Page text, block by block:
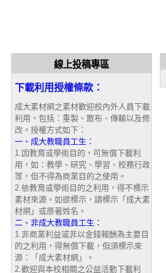
線上投稿專區
下載利用授權條款：
成大素材網之素材歡迎校內外人員下載
利用，包括：重製、散布、傳輸以及修
改。授權方式如下：
一、成大教職員工生：
1.因教育或學術目的，可無償下載利
用，如：教學、研究、學習、校務行政
等，但不得為商業目的之使用。
2.依教育或學術目的之利用，得不標示
素材來源。如欲標示，請標示「成大素
材網」或原著姓名。
二、非成大教職員工生：
1.非商業利益或非以金錢報酬為主要目
的之利用，得無償下載，但須標示來
源：「成大素材網」。
2.歡迎與本校相關之公益活動下載利